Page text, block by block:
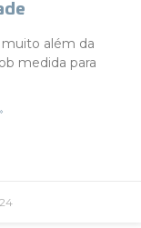
muito além da
medida para